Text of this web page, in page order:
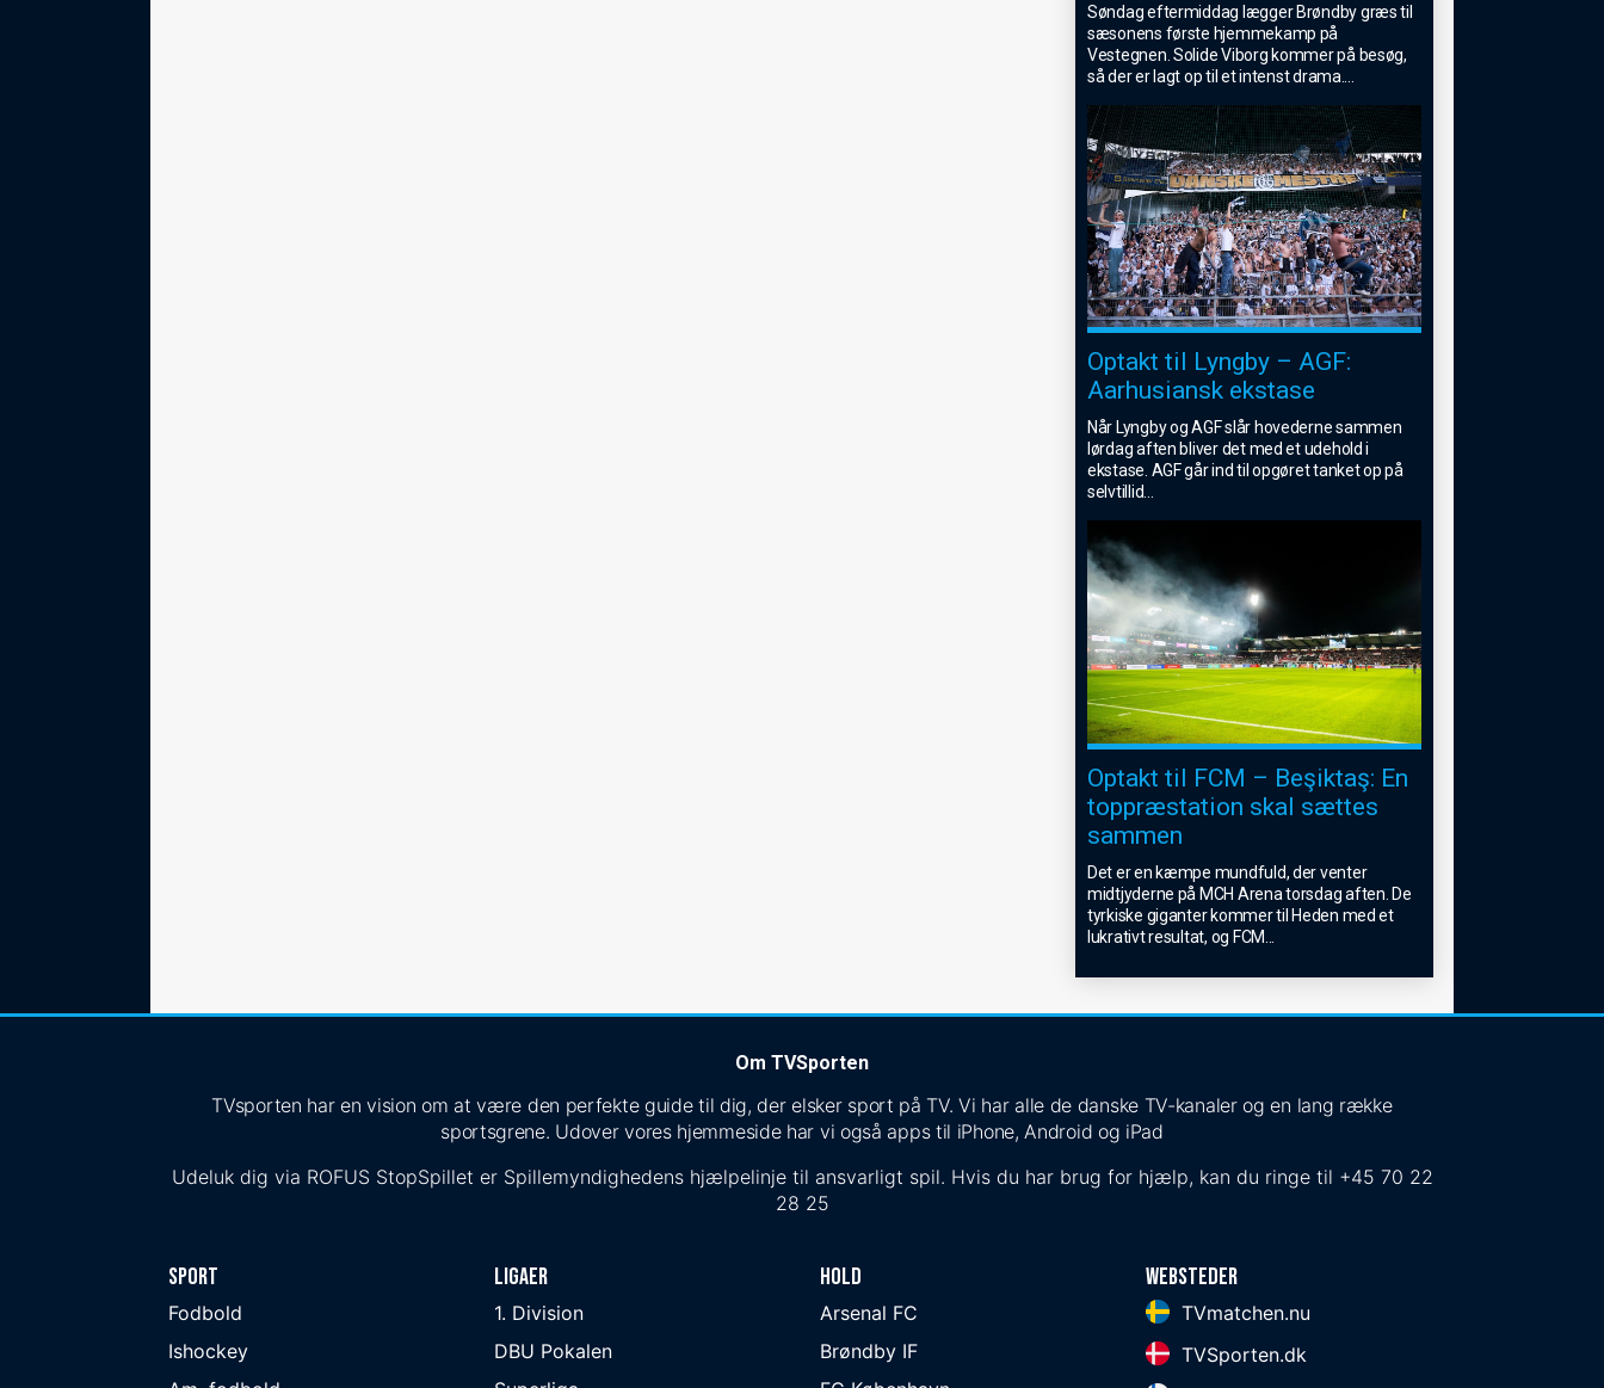
Søndag eftermiddag lægger Brøndby græs til
sæsonens første hjemmekamp på
Vestegnen. Solide Viborg kommer på besøg,
så der er lagt op til et intenst drama.
Optakt til Lyngby – AGF:
Aarhusiansk ekstase
Når Lyngby og AGF slår hovederne sammen
lørdag aften bliver det med et udehold i
ekstase. AGF går ind til opgøret tanket op på
selvtillid...
Optakt til FCM – Beşiktaş: En
toppræstation skal sættes
sammen
Det er en kæmpe mundfuld, der venter
midtjyderne på MCH Arena torsdag aften. De
tyrkiske giganter kommer til Heden med et
lukrativt resultat, og FCM
Om TVSporten
TVsporten har en vision om at være den perfekte guide til dig, der elsker sport på TV. Vi har alle de danske TV-kanaler og en lang række
sportsgrene. Udover vores hjemmeside har vi også apps til iPhone, Android og iPad
Udeluk dig via ROFUS StopSpillet er Spillemyndighedens hjælpelinje til ansvarligt spil. Hvis du har brug for hjælp, kan du ringe til +45 70 22
28 25
Sport
Fodbold
Ishockey
Ligaer
1. Division
DBU Pokalen
Hold
Arsenal FC
Brøndby IF
Websteder
TVmatchen.nu
TVSporten.dk